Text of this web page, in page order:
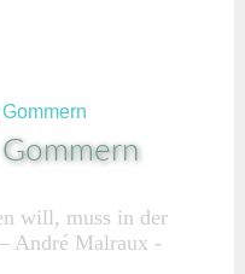
will, muss in der
André Malraux